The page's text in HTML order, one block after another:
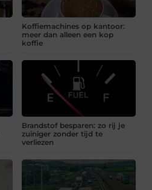
Koffiemachines op kantoor:
meer dan alleen een kop
koffie
Brandstof besparen: zo rij je
zuiniger zonder tijd te
verliezen